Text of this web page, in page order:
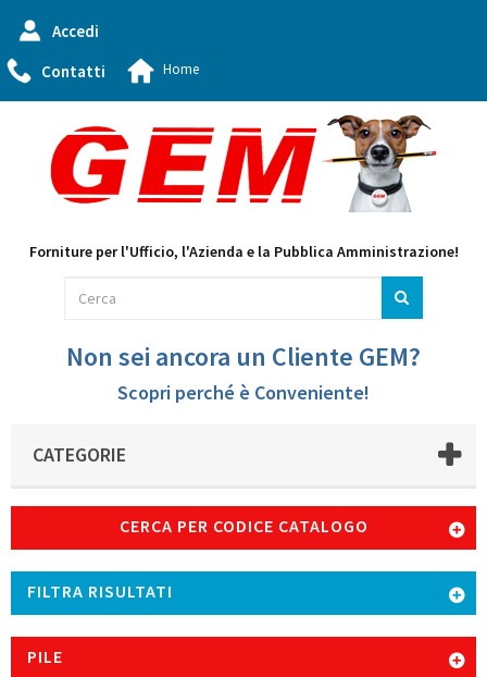
Accedi
Contatti
Home
Forniture per l'Ufficio, l'Azienda e la Pubblica Amministrazione!
Non sei ancora un Cliente GEM?
Scopri perché è Conveniente!
CATEGORIE
CERCA PER CODICE CATALOGO
FILTRA RISULTATI
PILE